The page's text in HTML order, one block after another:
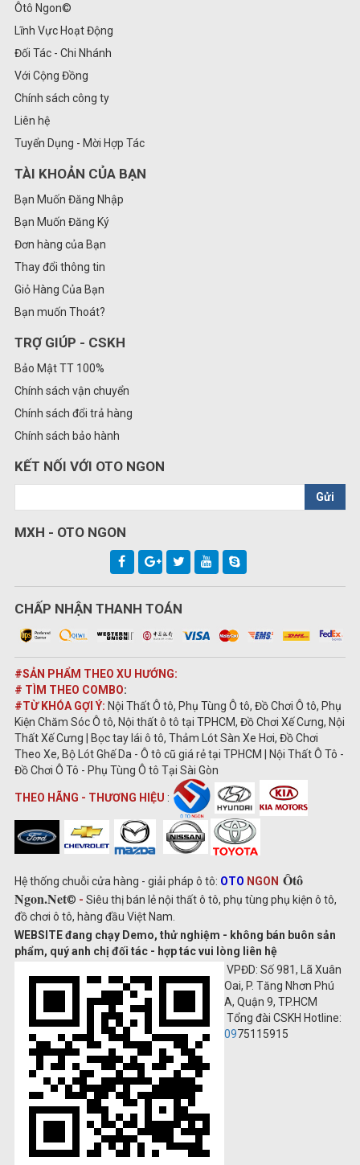
Ôtô Ngon©
Lĩnh Vực Hoạt Động
Đối Tác - Chi Nhánh
Với Cộng Đồng
Chính sách công ty
Liên hệ
Tuyển Dụng - Mời Hợp Tác
TÀI KHOẢN CỦA BẠN
Bạn Muốn Đăng Nhập
Bạn Muốn Đăng Ký
Đơn hàng của Bạn
Thay đổi thông tin
Giỏ Hàng Của Bạn
Bạn muốn Thoát?
TRỢ GIÚP - CSKH
Bảo Mật TT 100%
Chính sách vận chuyển
Chính sách đổi trả hàng
Chính sách bảo hành
KẾT NỐI VỚI OTO NGON
Gửi
MXH - OTO NGON
CHẤP NHẬN THANH TOÁN
#SẢN PHẨM THEO XU HƯỚNG:
# TÌM THEO COMBO:
#TỪ KHÓA GỢI Ý: Nội Thất Ô tô, Phụ Tùng Ô tô, Đồ Chơi Ô tô, Phụ
Kiện Chăm Sóc Ô tô, Nội thất ô tô tại TPHCM, Đồ Chơi Xế Cưng, Nội
Thất Xế Cưng | Bọc tay lái ô tô, Thảm Lót Sàn Xe Hơi, Đồ Chơi
Theo Xe, Bộ Lót Ghế Da - Ô tô cũ giá rẻ tại TPHCM | Nội Thất Ô Tô -
Đồ Chơi Ô Tô - Phụ Tùng Ô tô Tại Sài Gòn
THEO HÃNG - THƯƠNG HIỆU :
Hệ thống chuỗi cửa hàng - giải pháp ô tô: OTO NGON Ôtô
Ngon.Net© - Siêu thị bán lẻ nội thất ô tô, phụ tùng phụ kiện ô tô,
đồ chơi ô tô, hàng đầu Việt Nam.
WEBSITE đang chạy Demo, thử nghiệm - không bán buôn sản
phẩm, quý anh chị đối tác - hợp tác vui lòng liên hệ
VPĐD: Số 981, Lã Xuân
Oai, P. Tăng Nhơn Phú
A, Quận 9, TP.HCM
Tổng đài CSKH Hotline:
0975115915